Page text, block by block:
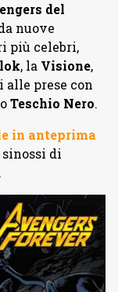
del
nuove
più celebri,
, la Visione,
alle prese con
Teschio Nero.
in anteprima
di
.